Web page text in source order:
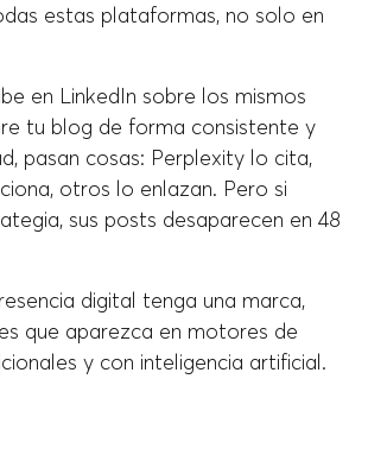
estas plataformas, no solo en
en LinkedIn sobre los mismos
tu blog de forma consistente y
pasan cosas: Perplexity lo cita,
otros lo enlazan. Pero si
sus posts desaparecen en 48
digital tenga una marca,
que aparezca en motores de
y con inteligencia artificial.